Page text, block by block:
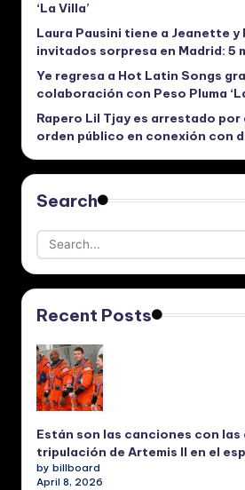
‘La Villa’
Laura Pausini tiene a Jeanette y
invitados sorpresa en Madrid: 5
Ye regresa a Hot Latin Songs
colaboración con Peso Pluma
Rapero Lil Tjay es arrestado
orden público en conexión con
Search
Recent Posts
Están son las canciones con las
tripulación de Artemis II en el
by billboard
April 8, 2026